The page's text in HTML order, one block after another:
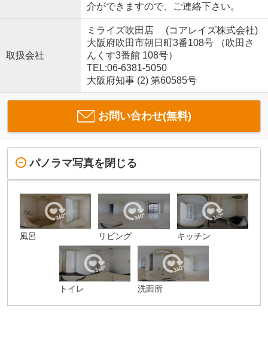
介ができますので、ご連絡下さい。
取扱会社
ミライズ吹田店 (コアレイズ株式会社)
大阪府吹田市朝日町3番108号 （吹田さ
んくす3番館 108号）
TEL:06-6381-5050
大阪府知事 (2) 第60585号
お問い合わせ(無料)
パノラマ写真を閉じる
風呂 リビング キッチン
トイレ 洗面所